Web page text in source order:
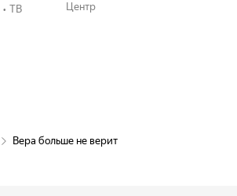
• ТВ
Центр
Вера больше не верит